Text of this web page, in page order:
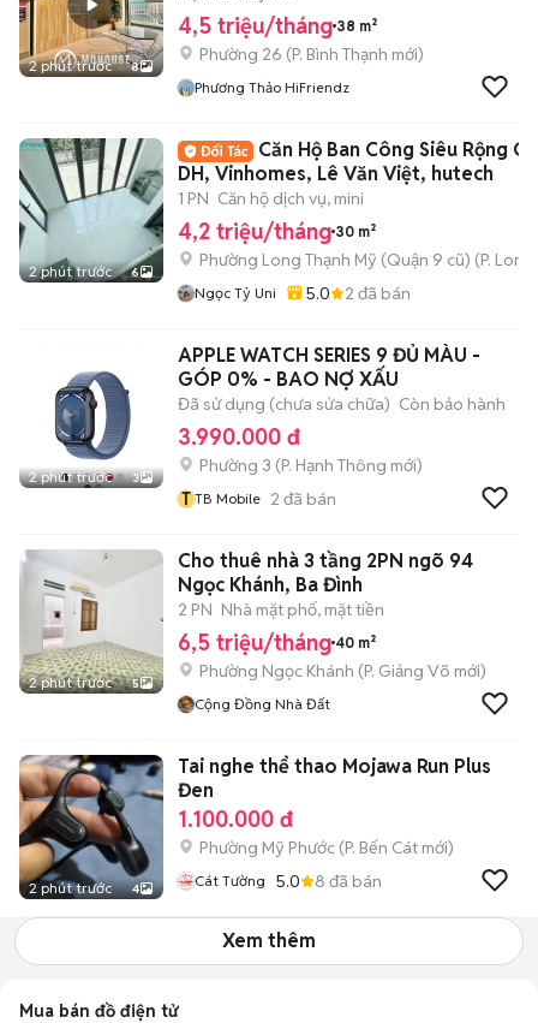
2 phút trước 8
4,5 triệu/tháng 38 m²
Phường 26 (P. Bình Thạnh mới)
Phương Thảo HiFriendz
2 phút trước 6
Căn Hộ Ban Công Siêu Rộng
DH, Vinhomes, Lê Văn Việt, hutech
1 PN Căn hộ dịch vụ, mini
4,2 triệu/tháng 30 m²
Phường Long Thạnh Mỹ (Quận 9 cũ) (P.
Ngọc Tỷ Uni 5.0 2 đã bán
2 phút trước 3
APPLE WATCH SERIES 9 ĐỦ MÀU -
GÓP 0% - BAO NỢ XẤU
Đã sử dụng (chưa sửa chữa) Còn bảo hành
3.990.000 đ
Phường 3 (P. Hạnh Thông mới)
T TB Mobile 2 đã bán
2 phút trước 5
Cho thuê nhà 3 tầng 2PN ngõ 94
Ngọc Khánh, Ba Đình
2 PN Nhà mặt phố, mặt tiền
6,5 triệu/tháng 40 m²
Phường Ngọc Khánh (P. Giảng Võ mới)
Cộng Đồng Nhà Đất
2 phút trước 4
Tai nghe thể thao Mojawa Run Plus
Đen
1.100.000 đ
Phường Mỹ Phước (P. Bến Cát mới)
Cát Tường 5.0 8 đã bán
Xem thêm
Mua bán đồ điện tử